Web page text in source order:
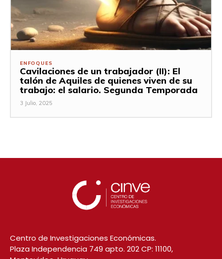
ENFOQUES
Cavilaciones de un trabajador (II): El
talón de Aquiles de quienes viven de su
trabajo: el salario. Segunda Temporada
3 Julio, 2025
Centro de Investigaciones Económicas.
Plaza Independencia 749 apto. 202 CP: 11100,